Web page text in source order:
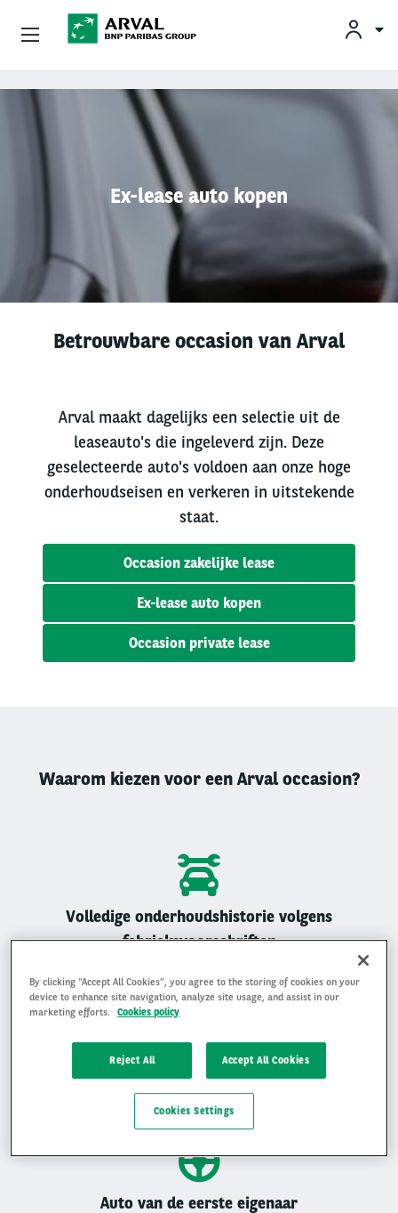
Overslaan en naar de inhoud gaan
Ex-lease auto kopen
Betrouwbare occasion van Arval
Arval maakt dagelijks een selectie uit de
leaseauto's die ingeleverd zijn. Deze
geselecteerde auto's voldoen aan onze hoge
onderhoudseisen en verkeren in uitstekende
staat.
Occasion zakelijke lease
Ex-lease auto kopen
Occasion private lease
Waarom kiezen voor een Arval occasion?
Volledige onderhoudshistorie volgens
fabrieksvoorschriften
Gemiddelde beoordeling van 4,9 op 5
Auto van de eerste eigenaar
Zakelijk Leasen
Klantenservice
By clicking “Accept All Cookies”, you agree to the storing of cookies on your
device to enhance site navigation, analyze site usage, and assist in our
marketing efforts.
Cookies policy
Reject All Accept All Cookies
Cookies Settings